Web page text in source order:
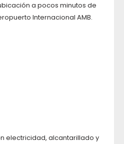
a pocos minutos de
Internacional AMB.
electricidad, alcantarillado y